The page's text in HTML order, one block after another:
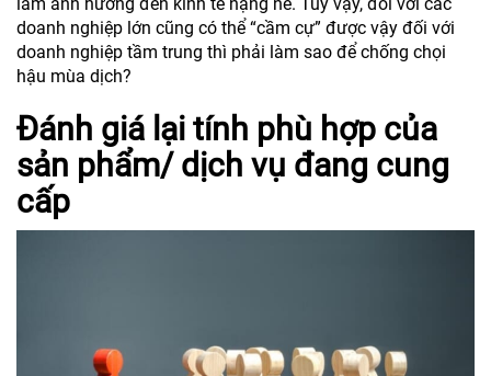
doanh nghiệp lớn cũng có thể “cầm cự” được vậy đối với
doanh nghiệp tầm trung thì phải làm sao để chống chọi
hậu mùa dịch?
Đánh giá lại tính phù hợp của
sản phẩm/ dịch vụ đang cung
cấp